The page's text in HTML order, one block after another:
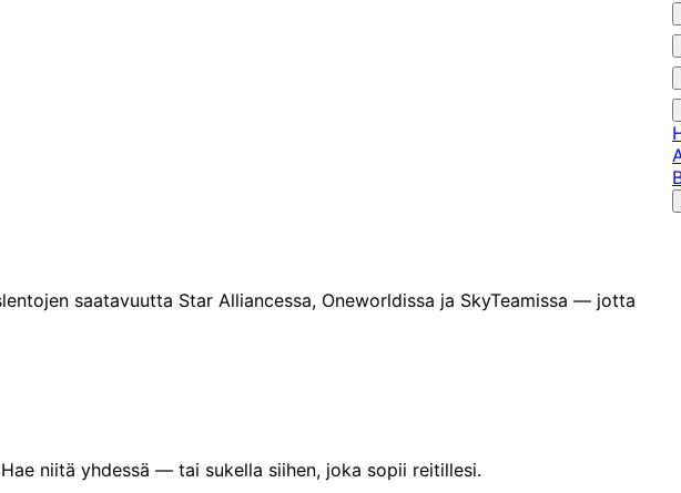
saatavuutta Star Alliancessa, Oneworldissa ja SkyTeamissa — jotta
niitä yhdessä — tai sukella siihen, joka sopii reitillesi.